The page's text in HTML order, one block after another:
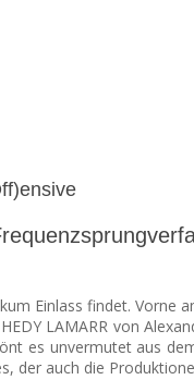
Einlass findet.
LAMARR von
es unvermutet aus
der auch die